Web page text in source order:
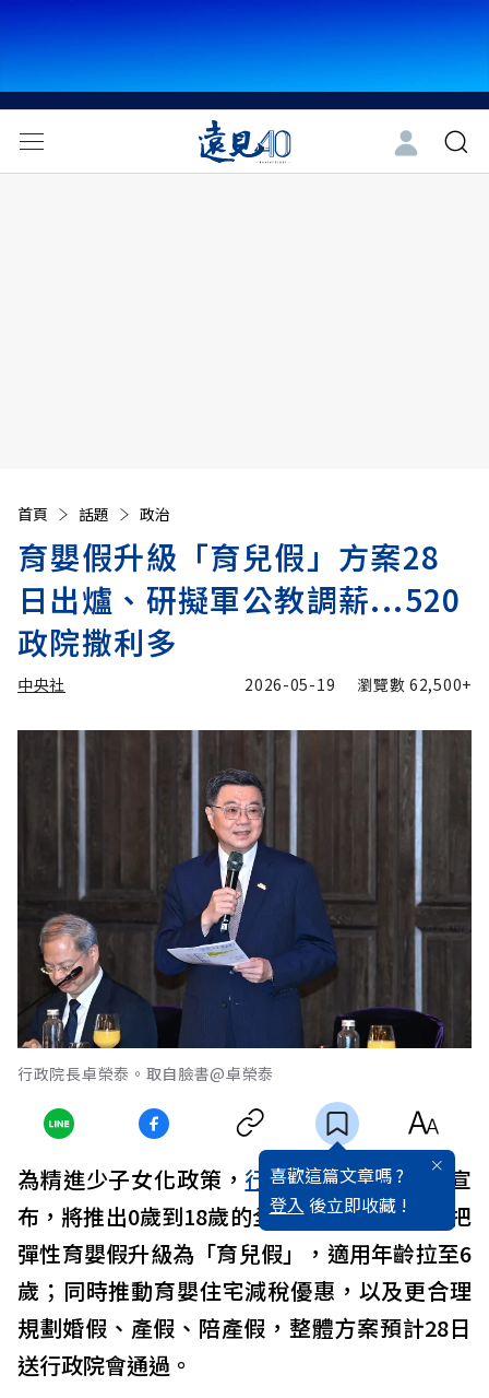
首頁 話題 政治
育嬰假升級「育兒假」方案28
日出爐、研擬軍公教調薪...520
政院撒利多
中央社 2026-05-19 瀏覽數62,500+
行政院長卓榮泰。取自臉書@卓榮泰
喜歡這篇文章嗎 ?
登入 後立即收藏 !
為精進少子女化政策， 行政院長卓榮泰 今天宣
布，將推出0歲到18歲的全程支持方案，包含把
彈性育嬰假升級為「育兒假」，適用年齡拉至6
歲；同時推動育嬰住宅減稅優惠，以及更合理
規劃婚假、產假、陪產假，整體方案預計28日
送行政院會通過。